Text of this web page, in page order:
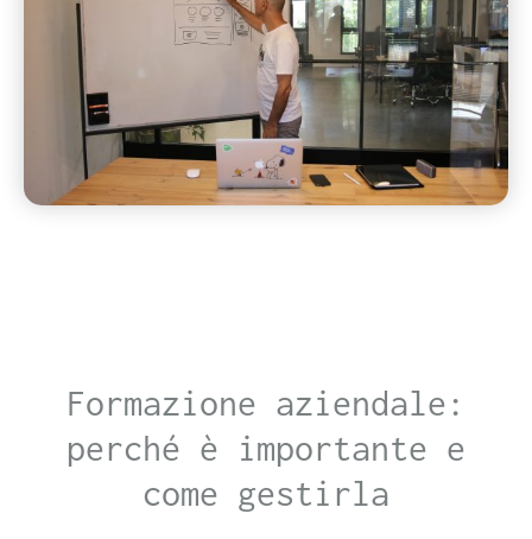
Formazione aziendale:
perché è importante e
come gestirla